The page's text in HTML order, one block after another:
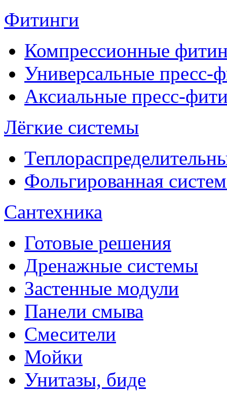
Фитинги
Компрессионные
Универсальные пресс-
Аксиальные пресс-
Лёгкие системы
Фольгированная
Сантехника
Готовые решения
Дренажные системы
Застенные модули
Панели смыва
Смесители
Мойки
Унитазы, биде